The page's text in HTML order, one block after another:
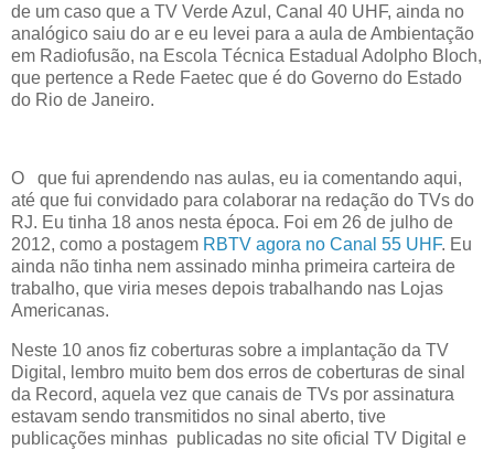
de um caso que a TV Verde Azul, Canal 40 UHF, ainda no
analógico saiu do ar e eu levei para a aula de Ambientação
em Radiofusão, na Escola Técnica Estadual Adolpho Bloch,
que pertence a Rede Faetec que é do Governo do Estado
do Rio de Janeiro.
O
que fui aprendendo nas aulas, eu ia comentando aqui,
até que fui convidado para colaborar na redação do TVs do
RJ. Eu tinha 18 anos nesta época. Foi em 26 de julho de
2012, como a postagem RBTV agora no Canal 55 UHF. Eu
ainda não tinha nem assinado minha primeira carteira de
trabalho, que viria meses depois trabalhando nas Lojas
Americanas.
Neste 10 anos fiz coberturas sobre a implantação da TV
Digital, lembro muito bem dos erros de coberturas de sinal
da Record, aquela vez que canais de TVs por assinatura
estavam sendo transmitidos no sinal aberto, tive
publicações minhas publicadas no site oficial TV Digital e